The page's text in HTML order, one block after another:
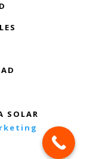
SOLAR